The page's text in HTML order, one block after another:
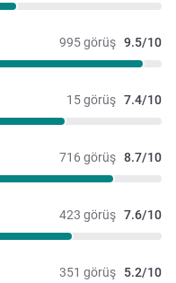
995 görüş 9.5/10
15 görüş 7.4/10
716 görüş 8.7/10
423 görüş 7.6/10
351 görüş 5.2/10